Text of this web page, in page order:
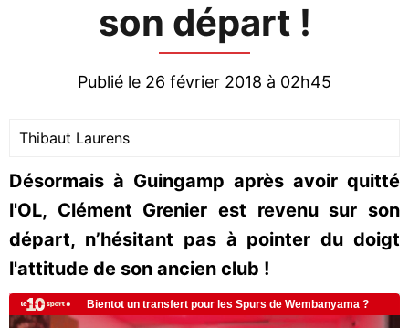
son départ !
Publié le 26 février 2018 à 02h45
Thibaut Laurens
Désormais à Guingamp après avoir quitté
l'OL, Clément Grenier est revenu sur son
départ, n’hésitant pas à pointer du doigt
l'attitude de son ancien club !